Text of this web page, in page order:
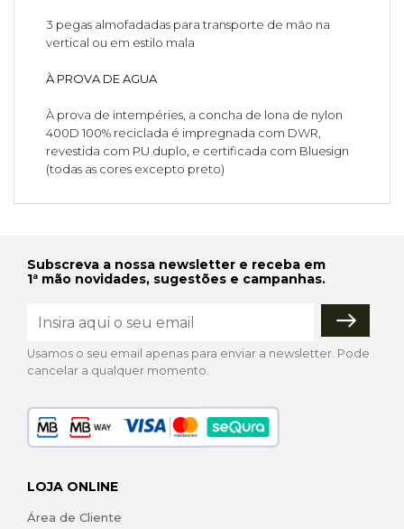
3 pegas almofadadas para transporte de mão na
vertical ou em estilo mala
À PROVA DE AGUA
À prova de intempéries, a concha de lona de nylon
400D 100% reciclada é impregnada com DWR,
revestida com PU duplo, e certificada com Bluesign
(todas as cores excepto preto)
Subscreva a nossa newsletter e receba em
1ª mão novidades, sugestões e campanhas.
Usamos o seu email apenas para enviar a newsletter. Pode
cancelar a qualquer momento.
LOJA ONLINE
Área de Cliente